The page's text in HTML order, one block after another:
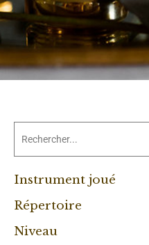
Instrument joué
Répertoire
Niveau